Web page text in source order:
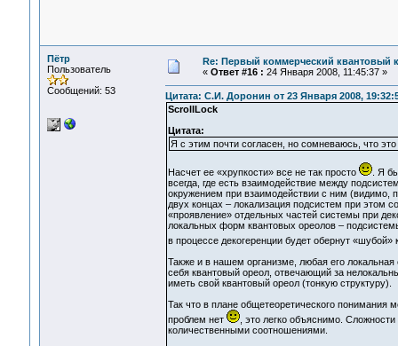
Пётр
Пользователь
Сообщений: 53
Re: Первый коммерческий квантовый
« Ответ #16 : 24 Января 2008, 11:45:37 »
Цитата: С.И. Доронин от 23 Января 2008,
ScrollLock
Цитата:
Я с этим почти согласен, но сомневаюсь, что
Насчет ее «хрупкости» все не так просто
. Я
всегда, где есть взаимодействие между
окружением при взаимодействии с ним (видимо,
двух концах – локализация подсистем при этом
«проявление» отдельных частей системы при
локальных форм квантовых ореолов –
в процессе декогеренции будет обернут «шубой»
Также и в нашем организме, любая его локальная
себя квантовый ореол, отвечающий за
иметь свой квантовый ореол (тонкую структуру).
Так что в плане общетеоретического
проблем нет
, это легко объяснимо. Сложности
количественными соотношениями.